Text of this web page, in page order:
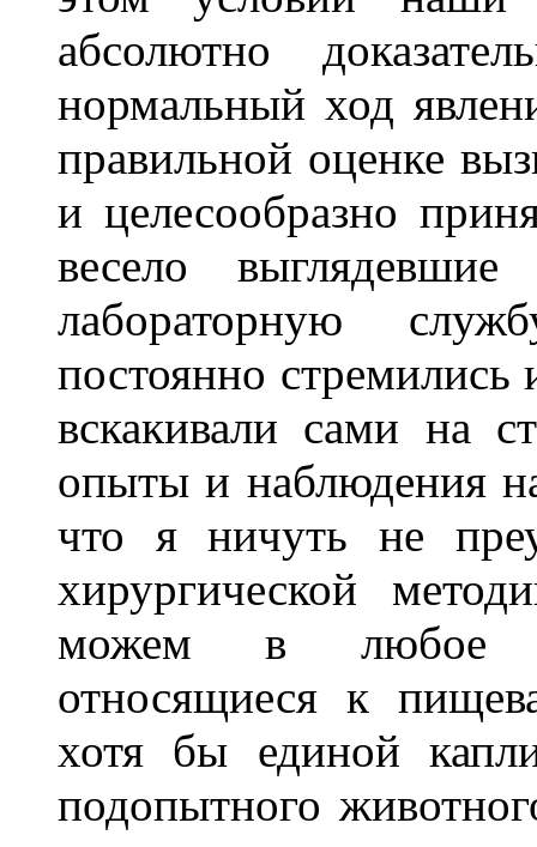
абсолютно
нормальный ход
правильной оценке
и целесообразно
весело
лабораторную
постоянно стремились
вскакивали сами на
опыты и наблюдения
что я ничуть не
хирургической
можем в любое
относящиеся к
хотя бы единой
подопытного